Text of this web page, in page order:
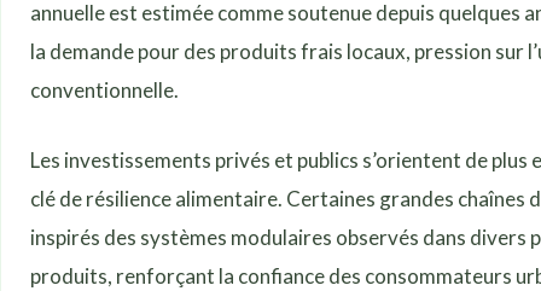
annuelle est estimée comme soutenue depuis quelques
la demande pour des produits frais locaux, pression sur
conventionnelle.
Les investissements privés et publics s’orientent de
clé de résilience alimentaire. Certaines grandes
inspirés des systèmes modulaires observés dans
produits, renforçant la confiance des consommateurs